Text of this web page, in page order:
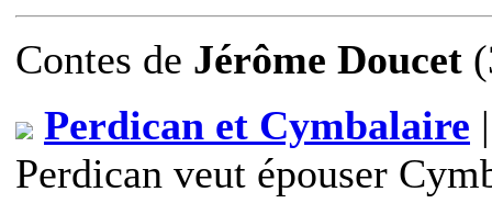
Contes de Jérôme Doucet
Perdican et Cymbalaire
Perdican veut épouser